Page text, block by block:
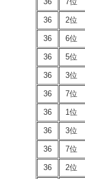
36 2位
36 6位
36 5位
36 3位
36 7位
36 1位
36 3位
36 7位
36 2位